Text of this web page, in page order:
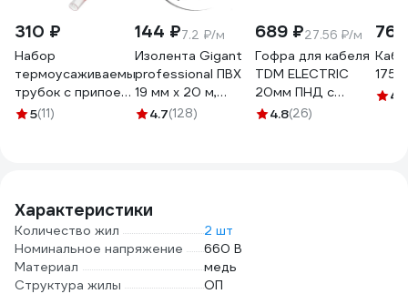
310 ₽
Набор
термоусаживаемых
трубок с припоем
ООО "ОПТИКОМ
5(11)
144 ₽7.2 ₽/м
Изолента Gigant
professional ПВХ
19 мм х 20 м,
черная GT-0-3
4.7(128)
689 ₽27.56 ₽/м
Гофра для кабеля
TDM ELECTRIC
20мм ПНД с
зондом 25 метров
4.8(26)
4.7
Характеристики
Количество жил
2 шт
Номинальное напряжение
660 В
Материал
медь
Структура жилы
ОП